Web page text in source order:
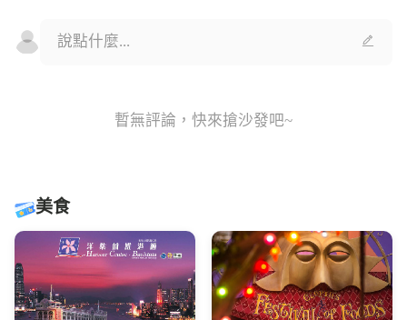
暫無評論，快來搶沙發吧~
美食